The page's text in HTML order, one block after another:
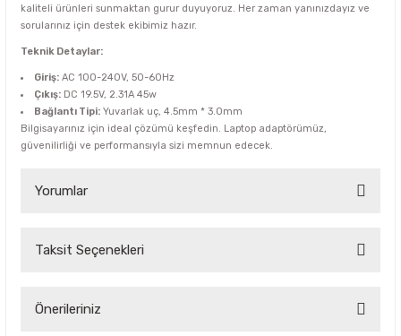
kaliteli ürünleri sunmaktan gurur duyuyoruz. Her zaman yanınızdayız ve
sorularınız için destek ekibimiz hazır.
Teknik Detaylar:
Giriş: AC 100-240V, 50-60Hz
Çıkış: DC 19.5V, 2.31A 45w
Bağlantı Tipi: Yuvarlak uç, 4.5mm * 3.0mm
Bilgisayarınız için ideal çözümü keşfedin. Laptop adaptörümüz,
güvenilirliği ve performansıyla sizi memnun edecek.
Yorumlar
Bu ürüne ilk yorumu siz yapın!
Taksit Seçenekleri
Önerileriniz